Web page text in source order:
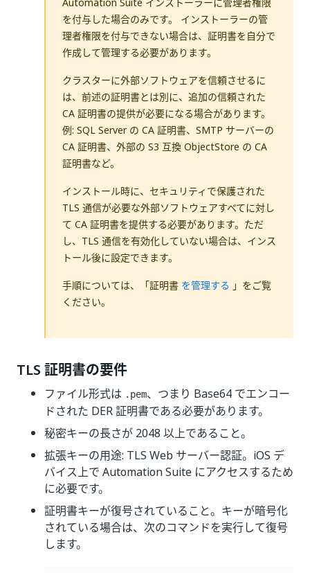
を付与した場合のみです。 インストーラーの管
理者権限を付与できない場合は、証明書を自分で
作成して管理する必要があります。
クラスターに外部ソフトウェアを信頼させるに
は、前述の証明書とは別に、追加の信頼された
CA 証明書の提供が必要になる場合があります。
例: SQL Server の CA 証明書、SMTP サーバーの
CA 証明書、外部の S3 互換 ObjectStore の CA
証明書など。
インストール時に、セキュリティで保護された
TLS 通信が必要な外部ソフトウェアすべてに対し
て CA 証明書を提供する必要があります。ただ
し、TLS 通信を有効化していない場合は、インス
トール後に設定できます。
手順については、「証明書 を管理する 」をご覧
ください。
TLS 証明書の要件
ファイル形式は .pem、つまり Base64 でエンコー
ドされた DER 証明書である必要があります。
秘密キーの長さが 2048 以上であること。
拡張キーの用途: TLS Web サーバー認証。iOS デ
バイス上で Automation Suite にアクセスするため
に必要です。
証明書キーが復号されていること。キーが暗号化
されている場合は、次のコマンドを実行して復号
します。